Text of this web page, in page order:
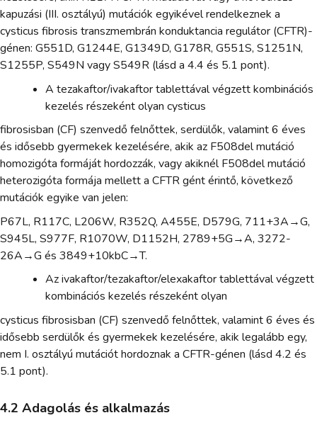
kapuzási (III. osztályú) mutációk egyikével rendelkeznek a
cysticus fibrosis transzmembrán konduktancia regulátor (CFTR)-
génen: G551D, G1244E, G1349D, G178R, G551S, S1251N,
S1255P, S549N vagy S549R (lásd a 4.4 és 5.1 pont).
A tezakaftor/ivakaftor tablettával végzett kombinációs
kezelés részeként olyan cysticus
fibrosisban (CF) szenvedő felnőttek, serdülők, valamint 6 éves
és idősebb gyermekek kezelésére, akik az F508del mutáció
homozigóta formáját hordozzák, vagy akiknél F508del mutáció
heterozigóta formája mellett a CFTR gént érintő, következő
mutációk egyike van jelen:
P67L, R117C, L206W, R352Q, A455E, D579G, 711+3A→G,
S945L, S977F, R1070W, D1152H, 2789+5G→A, 3272-
26A→G és 3849+10kbC→T.
Az ivakaftor/tezakaftor/elexakaftor tablettával végzett
kombinációs kezelés részeként olyan
cysticus fibrosisban (CF) szenvedő felnőttek, valamint 6 éves és
idősebb serdülők és gyermekek kezelésére, akik legalább egy,
nem I. osztályú mutációt hordoznak a CFTR-génen (lásd 4.2 és
5.1 pont).
4.2 Adagolás és alkalmazás